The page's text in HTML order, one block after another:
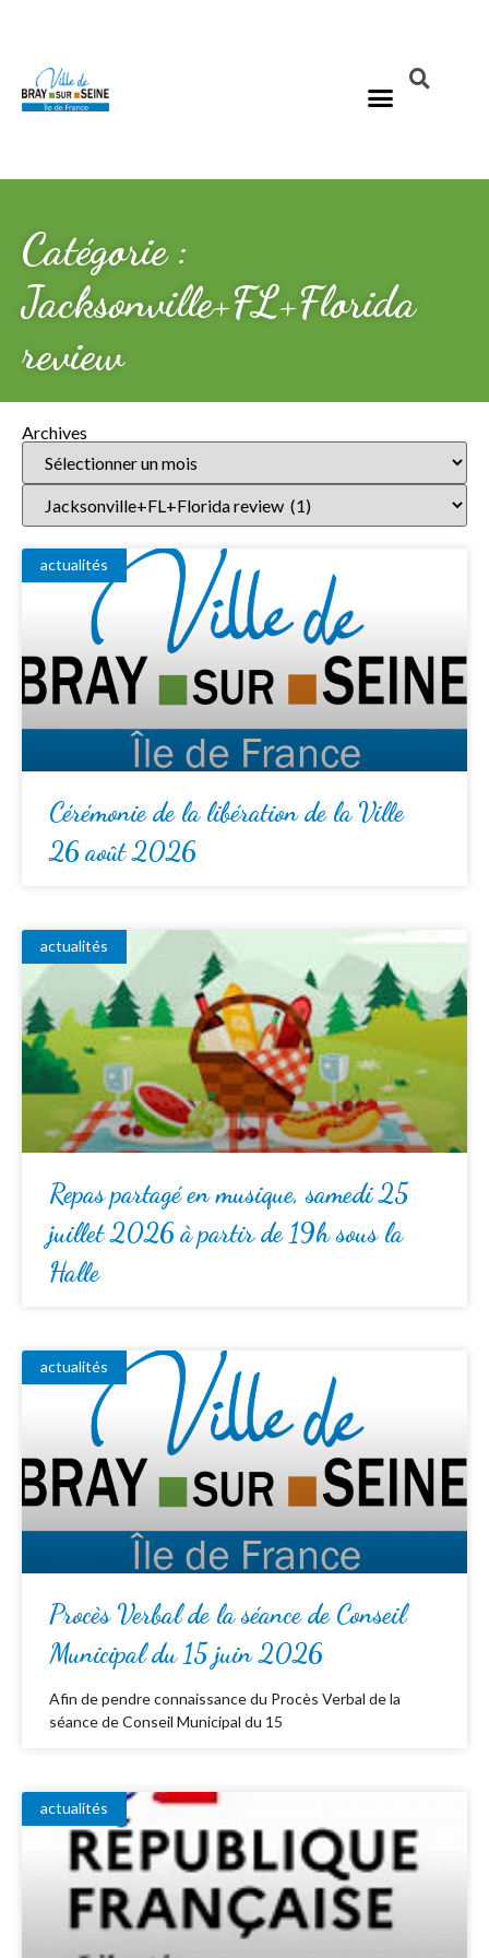
Catégorie :
Jacksonville+FL+Florida
review
Archives
actualités
Cérémonie de la libération de la Ville
26 août 2026
actualités
Repas partagé en musique, samedi 25
juillet 2026 à partir de 19h sous la
Halle
actualités
Procès Verbal de la séance de Conseil
Municipal du 15 juin 2026
Afin de pendre connaissance du Procès Verbal de la
séance de Conseil Municipal du 15
actualités